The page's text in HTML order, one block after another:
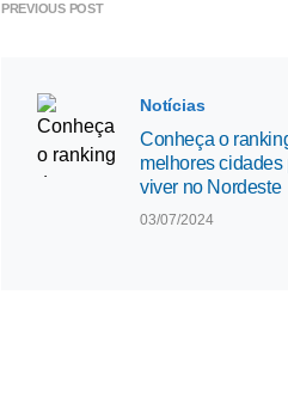
PREVIOUS POST
Notícias
Conheça o
melhores cidades
viver no Nordeste
03/07/2024